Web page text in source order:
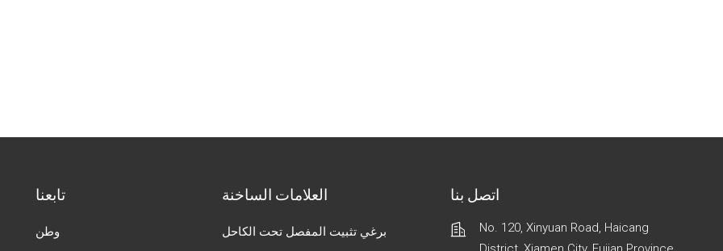
تابعنا
وطن
العلامات الساخنة
برغي تثبيت المفصل تحت الكاحل
اتصل بنا
No. 120, Xinyuan Road, Haicang